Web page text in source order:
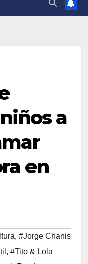
a
en
, #Jorge Chanis
, #Tito & Lola